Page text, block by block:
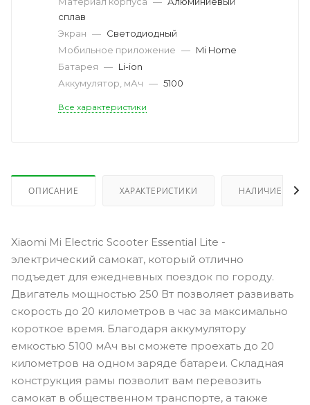
сплав
Экран — Светодиодный
Мобильное приложение — Mi Home
Батарея — Li-ion
Аккумулятор, мАч — 5100
Все характеристики
ОПИСАНИЕ ХАРАКТЕРИСТИКИ НАЛИЧИЕ
Xiaomi Mi Electric Scooter Essential Lite -
электрический самокат, который отлично
подъедет для ежедневных поездок по городу.
Двигатель мощностью 250 Вт позволяет развивать
скорость до 20 километров в час за максимально
короткое время. Благодаря аккумулятору
емкостью 5100 мАч вы сможете проехать до 20
километров на одном заряде батареи. Складная
конструкция рамы позволит вам перевозить
самокат в общественном транспорте, а также